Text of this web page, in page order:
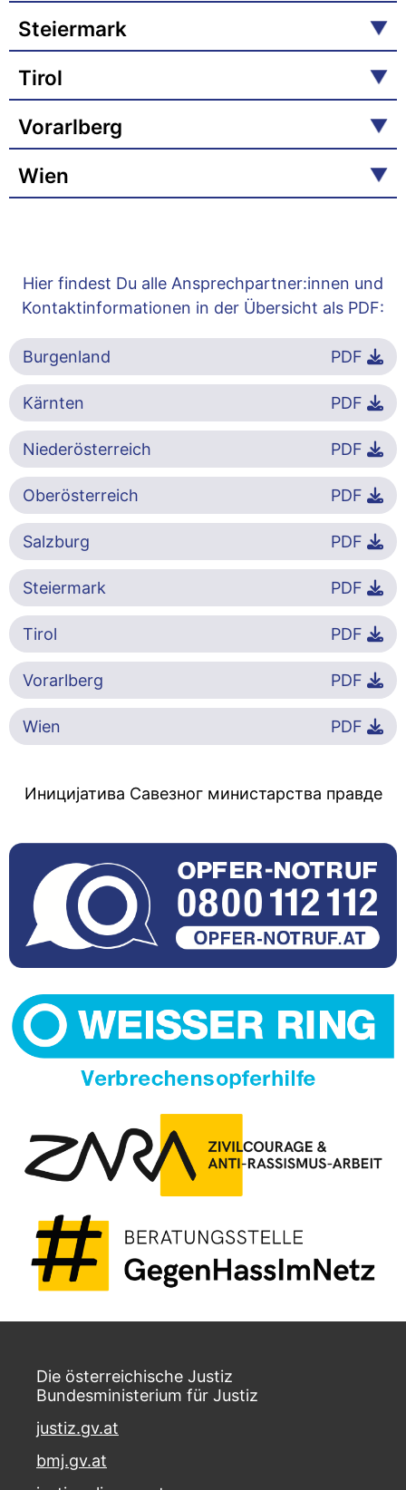
Steiermark
Tirol
Vorarlberg
Wien
Hier findest Du alle Ansprechpartner:innen und
Kontaktinformationen in der Übersicht als PDF:
Burgenland PDF
Kärnten PDF
Niederösterreich PDF
Oberösterreich PDF
Salzburg PDF
Steiermark PDF
Tirol PDF
Vorarlberg PDF
Wien PDF
Иницијатива Савезног министарства правде
Die österreichische Justiz
Bundesministerium für Justiz
justiz.gv.at
bmj.gv.at